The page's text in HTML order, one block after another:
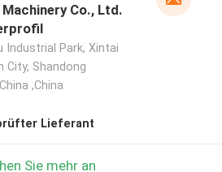
Co., Ltd.
Industrial Park, Xintai
City, Shandong
,China
Lieferant
Sie mehr an